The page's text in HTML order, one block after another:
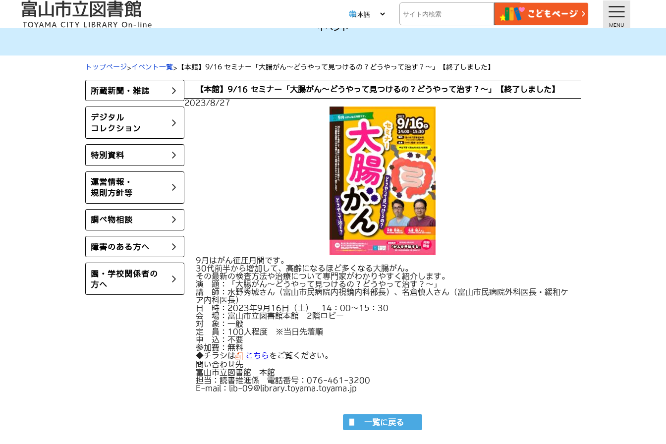
ス
検
索
イベント
トップページ イベント一覧 【本館】9/16 セミナー「大腸がん～どうやって見つけるの？どうやって治す？～」【終了しました】
所蔵新聞・雑誌
デジタル
コレクション
特別資料
運営情報・
規則方針等
調べ物相談
障害のある方へ
園・学校関係者の
方へ
【本館】9/16 セミナー「大腸がん～どうやって見つけるの？どうやって治す？～」【終了しました】
2023/8/27
9月はがん征圧月間です。
30代前半から増加して、高齢になるほど多くなる大腸がん。
その最新の検査方法や治療について専門家がわかりやすく紹介します。
演 題：「大腸がん～どうやって見つけるの？どうやって治す？～」
講 師：水野秀城さん（富山市民病院内視鏡内科部長）、名倉慎人さん（富山市民病院外科医長・緩和ケ
ア内科医長）
日 時：2023年9月16日（土） 14：00～15：30
会 場：富山市立図書館本館 2階ロビー
対 象：一般
定 員：100人程度 ※当日先着順
申 込：不要
参加費：無料
◆チラシは
こちらをご覧ください。
問い合わせ先
富山市立図書館 本館
担当：読書推進係 電話番号：076-461-3200
E-mail：lib-09@library.toyama.toyama.jp
一覧に戻る